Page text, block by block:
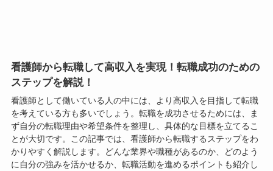
看護師から転職して高収入を実現！転職成功のための
ステップを解説！
看護師として働いている人の中には、より高収入を目指して転職
を考えている方も多いでしょう。転職を成功させるためには、ま
ず自分の転職理由や希望条件を整理し、具体的な目標を立てるこ
とが大切です。この記事では、看護師から転職するステップをわ
かりやすく解説します。どんな業界や職種があるのか、どのよう
に自分の強みを活かせるか、転職活動を進めるポイントも紹介し